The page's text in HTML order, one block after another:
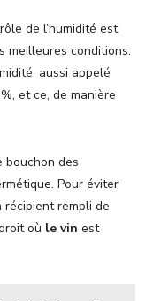
de l’humidité est
meilleures conditions.
aussi appelé
et ce, de manière
bouchon des
Pour éviter
récipient rempli de
où le vin est